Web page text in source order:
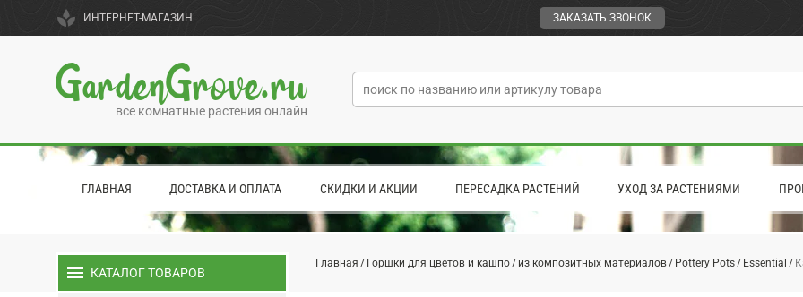
spa ИНТЕРНЕТ-МАГАЗИН ЗАКАЗАТЬ ЗВОНОК
GardenGrove.ru
все комнатные растения онлайн
ГЛАВНАЯ ДОСТАВКА И ОПЛАТА СКИДКИ И АКЦИИ ПЕРЕСАДКА РАСТЕНИЙ УХОД ЗА РАСТЕНИЯМИ
Главная Горшки для цветов и кашпо из композитных материалов Pottery Pots Essential
menu КАТАЛОГ ТОВАРОВ